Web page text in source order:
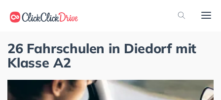
26 Fahrschulen in Diedorf mit
Klasse A2